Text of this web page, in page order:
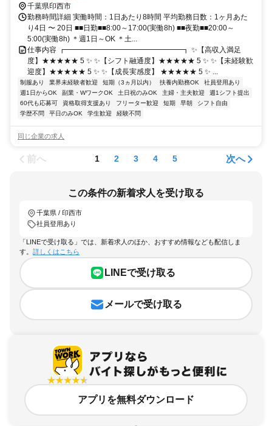
千葉県印西市
勤務時間詳細 実働時間：1日あたり8時間 平均勤務日数：1ヶ月あた
り4日 〜 20日 ■■日勤■■8:00～17:00(実働8h) ■■夜勤■■20:00～
5:00(実働8h) ＊週1日～OK ＊土...
仕事内容 ┏━━━━━━━━━━━━━━━━┓ ✨【高収入満足
度】★★★★★ 5 ✨ ✨【シフト融通度】★★★★★ 5 ✨ ✨【未経験歓
迎度】★★★★★ 5 ✨ ✨【成長実感度】 ★★★★★ 5 ✨ ...
制服あり 業界未経験者歓迎 短期（3ヵ月以内） 扶養内勤務OK
社員登用あり
週1日からOK
副業・WワークOK 土日祝のみOK 主婦・主夫歓迎
週1シフト提出
60代も応募可
資格取得支援あり フリーター歓迎 短期 早朝
シフト自由
学歴不問
平日のみOK 学生歓迎 経験不問
同じ企業の求人
前へ 1 2 3 4 5 次へ
この条件の新着求人を受け取る
千葉県 / 印西市
社員登用あり
「LINEで受け取る」では、新着求人のほか、おすすめ情報なども配信しま
す。 詳しくはこちら
LINEで受け取る
メールで受け取る
アプリを無料ダウンロード